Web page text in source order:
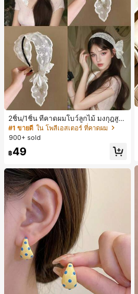
2ชิ้น/1ชิ้น ที่คาดผมโบว์ลูกไม้ มงกุฎสูง
แถบกว้าง สีดำ สีขาว สำหรับใส่ประจำ
วัน กิ๊บติดผม ยางรัดผม (ลายปักดอกไม้
#1 ขายดี ใน โพลีเอสเตอร์ ที่คาดผม
900+ sold
฿49